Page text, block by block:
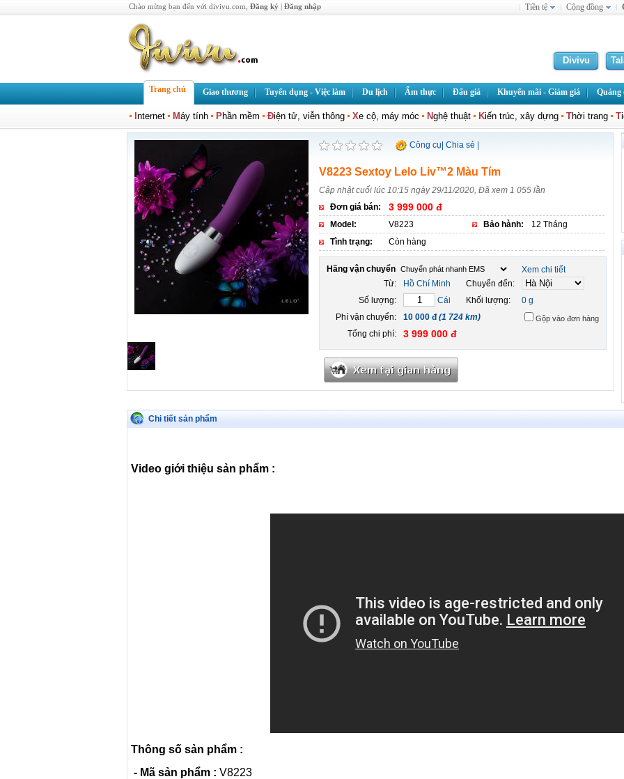
Chào mừng bạn đến với divivu.com, Đăng ký | Đăng nhập Tiền tệ Cộng đồng
Divivu
Trang chủ Giao thương Tuyển dụng - Việc làm Du lịch Ẩm thực Đấu giá Khuyến mãi - Giảm giá Quảng
nternet Máy tính Phần mềm Điện tử, viễn thông Xe cộ, máy móc Nghệ thuật Kiến trúc, xây dựng Thời trang T
Chia sẻ
Công cụ
V8223 Sextoy Lelo Liv™2 Màu Tím
Cập nhật cuối lúc 10:15 ngày 29/11/2020, Đã xem 1 055 lần
Đơn giá bán:
3 999 000 đ
Model: V8223 Bảo hành:
12 Tháng
Tình trạng:
Còn hàng
Hãng vận chuyển
Xem chi tiết
Từ:
Hồ Chí Minh
Chuyển đến:
Số lượng:
Cái Khối lượng:
0 g
Phí vận chuyển:
10 000 đ(1 724 km) Gộp vào đơn hàng
Tổng chi phí: 3 999 000 đ
Chi tiết sản phẩm
Video giới thiệu sản phẩm :
Thông số sản phẩm :
- Mã sản phẩm : V8223